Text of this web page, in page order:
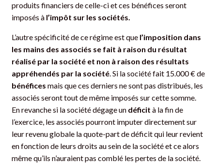
produits financiers de celle-ci et ces bénéfices seront
imposés à l’impôt sur les sociétés.
L’autre spécificité de ce régime est que l’imposition dans
les mains des associés se fait à raison du résultat
réalisé par la société et non à raison des résultats
appréhendés par la société. Si la société fait 15.000 € de
bénéfices mais que ces derniers ne sont pas distribués, les
associés seront tout de même imposés sur cette somme.
En revanche si la société dégage un déficit à la fin de
l’exercice, les associés pourront imputer directement sur
leur revenu globale la quote-part de déficit qui leur revient
en fonction de leurs droits au sein de la société et ce alors
même qu’ils n’auraient pas comblé les pertes de la société.